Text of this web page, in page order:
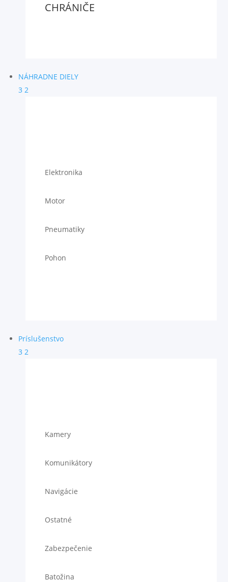
CHRÁNIČE
NÁHRADNE DIELY
3 2
Elektronika
Motor
Pneumatiky
Pohon
Príslušenstvo
3 2
Kamery
Komunikátory
Navigácie
Ostatné
Zabezpečenie
Batožina